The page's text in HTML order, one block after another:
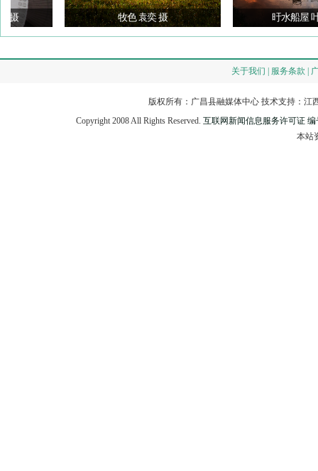
牧色 袁奕 摄 旴水船屋 叶志华
关于我们 | 服务条款 |
版权所有：广昌县融媒体中心 技术支持：江
Copyright 2008 All Rights Reserved.互联网新闻信息服务许可证 编
本站